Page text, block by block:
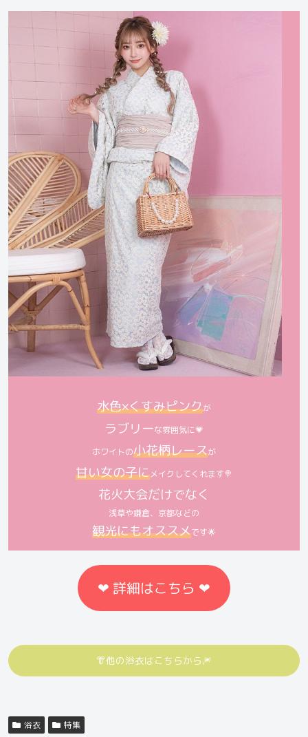
水色×くすみピンクが
ラブリーな雰囲気に💗
ホワイトの小花柄レースが
甘い女の子にメイクしてくれます🍭
花火大会だけでなく
浅草や鎌倉、京都などの
観光にもオススメです🌟
❤︎ 詳細はこちら ❤︎
👘他の浴衣はこちらから🎆
浴衣 特集